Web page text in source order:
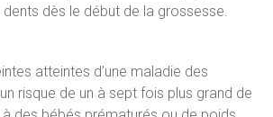
dès le début de la grossesse.
atteintes d’une maladie des
risque de un à sept fois plus grand de